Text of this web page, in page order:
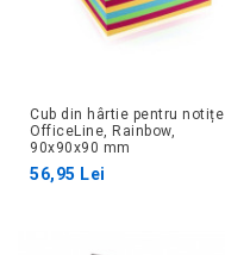
Cub din hârtie pentru notițe
OfficeLine, Rainbow,
90x90x90 mm
56,95 Lei